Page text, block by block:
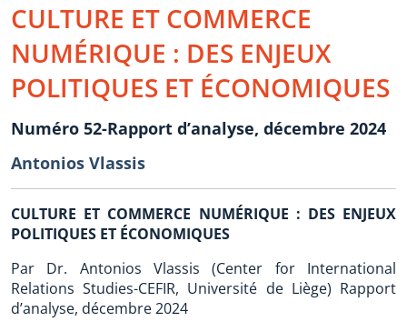
CULTURE ET COMMERCE
NUMÉRIQUE : DES ENJEUX
POLITIQUES ET ÉCONOMIQUES
Numéro 52-Rapport d’analyse, décembre 2024
Antonios Vlassis
CULTURE ET COMMERCE NUMÉRIQUE : DES ENJEUX
POLITIQUES ET ÉCONOMIQUES
Par Dr. Antonios Vlassis (Center for International
Relations Studies-CEFIR, Université de Liège) Rapport
d’analyse, décembre 2024